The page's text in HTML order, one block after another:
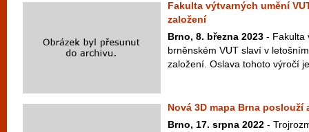
Fakulta výtvarných umění
založení
Brno, 8. března 2023 - Fakulta
brněnském VUT slaví v
založení. Oslava tohoto výročí
Nová 3D mapa Brna
Brno, 17. srpna 2022 -